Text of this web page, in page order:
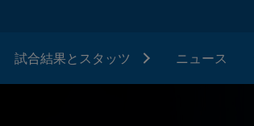
試合結果とスタッツ ニュース